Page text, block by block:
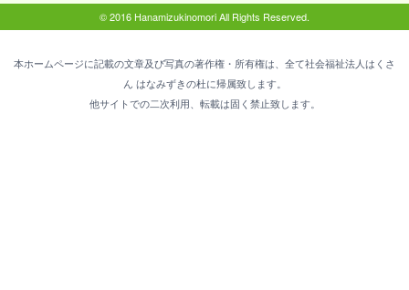
© 2016 Hanamizukinomori All Rights Reserved.
本ホームページに記載の文章及び写真の著作権・所有権は、全て社会福祉法人はくさ
ん はなみずきの杜に帰属致します。
他サイトでの二次利用、転載は固く禁止致します。